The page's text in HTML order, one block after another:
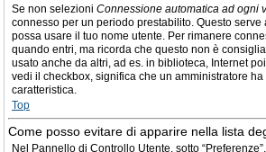
Se non selezioni Connessione automatica ad ogni
connesso per un periodo prestabilito. Questo
possa usare il tuo nome utente. Per rimanere
quando entri, ma ricorda che questo non è
usato anche da altri, ad es. in biblioteca, Internet
vedi il checkbox, significa che un amministratore
caratteristica.
Top
Come posso evitare di apparire nella lista
Nel Pannello di Controllo Utente, sotto